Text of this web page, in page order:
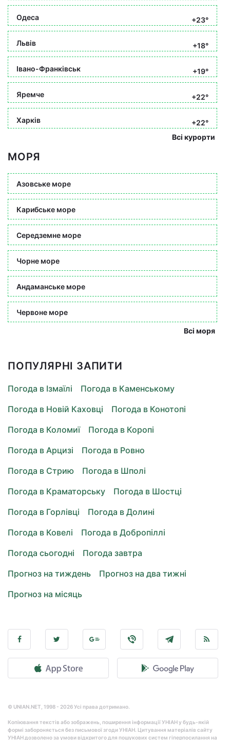
Одеса +23°
Львів +18°
Івано-Франківськ +19°
Яремче +22°
Харків
+22°
Всі курорти
МОРЯ
Азовське море
Карибське море
Середземне море
Чорне море
Андаманське море
Червоне море
Всі моря
ПОПУЛЯРНІ ЗАПИТИ
Погода в Ізмаїлі
Погода в Каменському
Погода в Новій Каховці
Погода в Конотопі
Погода в Коломиї
Погода в Коропі
Погода в Арцизі
Погода в Ровно
Погода в Стрию
Погода в Шполі
Погода в Краматорську
Погода в Шостці
Погода в Горлівці
Погода в Долині
Погода в Ковелі
Погода в Добропіллі
Погода сьогодні
Погода завтра
Прогноз на тиждень
Прогноз на два тижні
Прогноз на місяць
© UNIAN.NET, 1998 - 2026 Усі права дотримано.
Копіювання текстів або зображень, поширення інформації УНІАН у будь-якій
формі забороняється без письмової згоди УНІАН. Цитування матеріалів сайту
УНІАН дозволено за умови відкритого для пошукових систем гіперпосилання на